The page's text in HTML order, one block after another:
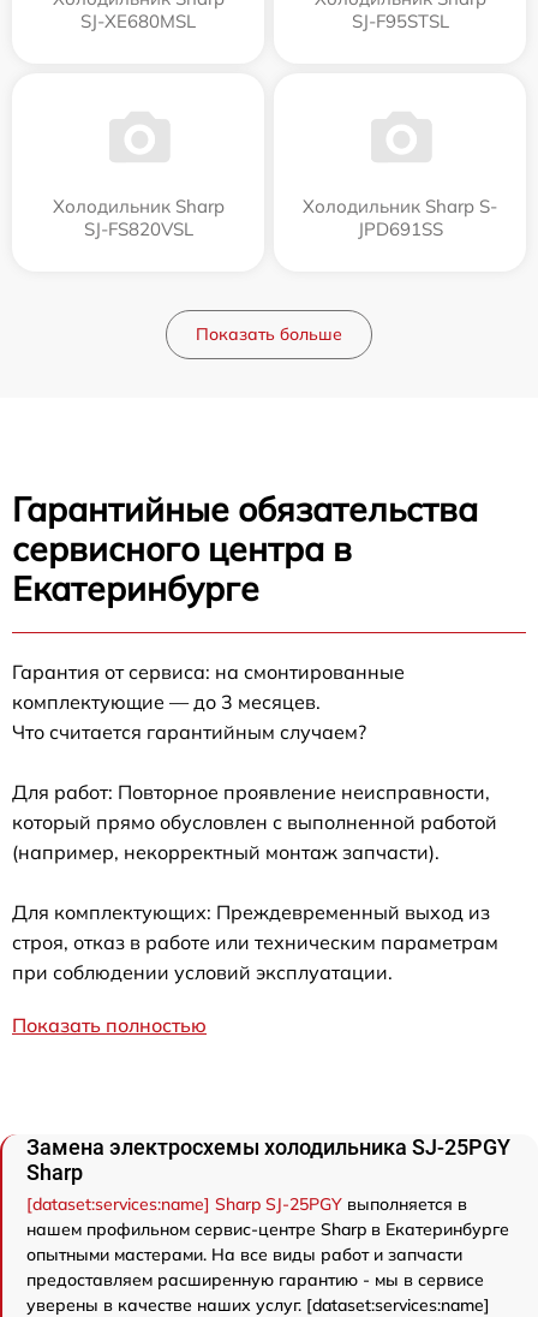
SJ-XE680MSL
SJ-F95STSL
Холодильник Sharp
SJ-FS820VSL
Холодильник Sharp S-
JPD691SS
Показать больше
Гарантийные обязательства
сервисного центра в
Екатеринбурге
Гарантия от сервиса: на смонтированные
комплектующие — до 3 месяцев.
Что считается гарантийным случаем?
Для работ: Повторное проявление неисправности,
который прямо обусловлен с выполненной работой
(например, некорректный монтаж запчасти).
Для комплектующих: Преждевременный выход из
строя, отказ в работе или техническим параметрам
при соблюдении условий эксплуатации.
Показать полностью
Замена электросхемы холодильника SJ-25PGY
Sharp
[dataset:services:name] Sharp SJ-25PGY выполняется в
нашем профильном сервис-центре Sharp в Екатеринбурге
опытными мастерами. На все виды работ и запчасти
предоставляем расширенную гарантию - мы в сервисе
уверены в качестве наших услуг. [dataset:services:name]